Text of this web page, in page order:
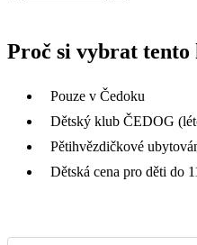
Proč si vybrat tento
Pouze v Čedoku
Dětský klub ČEDOG
Pětihvězdičkové
Dětská cena pro děti do